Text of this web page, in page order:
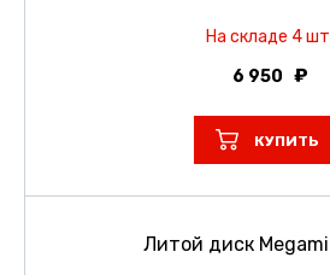
На складе 4
6 950
КУПИТЬ
Литой диск Megami